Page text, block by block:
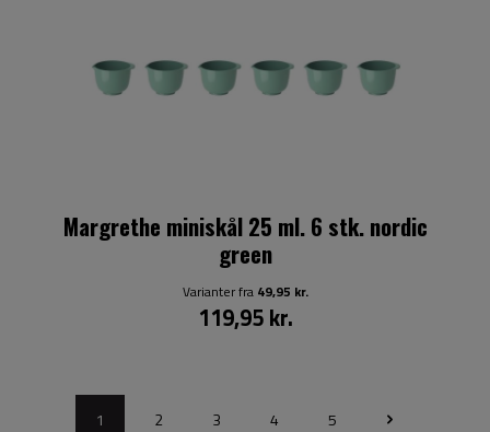
Margrethe miniskål 25 ml. 6 stk. nordic
green
Varianter fra49,95 kr.
119,95 kr.
1 2 3 4 5